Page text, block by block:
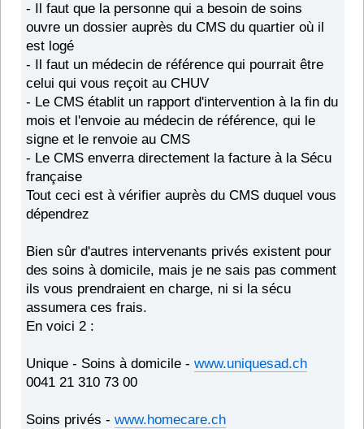
- Il faut que la personne qui a besoin de soins
ouvre un dossier auprès du CMS du quartier où il
est logé
- Il faut un médecin de référence qui pourrait être
celui qui vous reçoit au CHUV
- Le CMS établit un rapport d'intervention à la fin du
mois et l'envoie au médecin de référence, qui le
signe et le renvoie au CMS
- Le CMS enverra directement la facture à la Sécu
française
Tout ceci est à vérifier auprès du CMS duquel vous
dépendrez
Bien sûr d'autres intervenants privés existent pour
des soins à domicile, mais je ne sais pas comment
ils vous prendraient en charge, ni si la sécu
assumera ces frais.
En voici 2 :
Unique - Soins à domicile -www.uniquesad.ch
0041 21 310 73 00
Soins privés -www.homecare.ch